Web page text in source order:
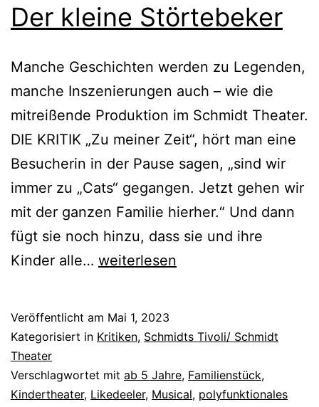
Der kleine Störtebeker
Manche Geschichten werden zu Legenden,
manche Inszenierungen auch – wie die
mitreißende Produktion im Schmidt Theater.
DIE KRITIK „Zu meiner Zeit“, hört man eine
Besucherin in der Pause sagen, „sind wir
immer zu „Cats“ gegangen. Jetzt gehen wir
mit der ganzen Familie hierher.“ Und dann
fügt sie noch hinzu, dass sie und ihre
Kinder alle… Der
weiterlesen
Veröffentlicht am Mai 1, 2023
Kategorisiert in Kritiken, Schmidts Tivoli/ Schmidt
Theater
Verschlagwortet mit ab 5 Jahre, Familienstück,
Kindertheater, Likedeeler, Musical, polyfunktionales